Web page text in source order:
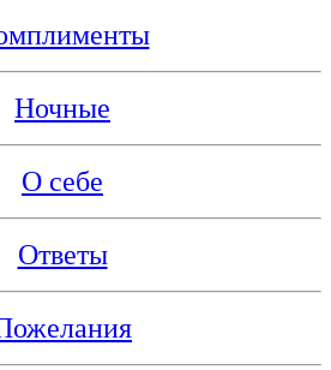
Ночные
О себе
Ответы